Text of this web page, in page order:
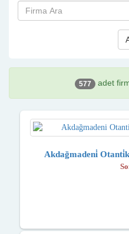
577 adet
Akdağmadeni̇